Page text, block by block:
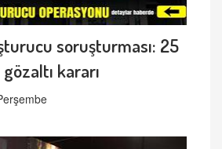
soruşturması: 25
kararı